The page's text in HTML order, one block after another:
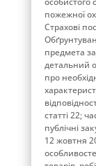
пожежної
Страхові
предмета
детальний
про
статті 22;
публічні
12 жовтня